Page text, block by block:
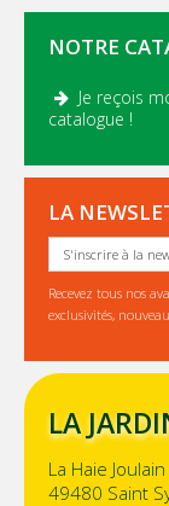
NOTRE
Je reçois
catalogue !
LA
S'inscrire à la
Recevez tous nos
exclusivités,
LA
La Haie Joulain
49480 Saint